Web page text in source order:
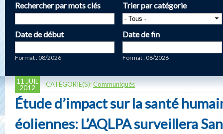
Rechercher par mots clés Trier par catégorie
Date de début
Format : 08/2026
Date de fin
Format : 08/2026
11 JUIL
2012
CATÉGORIE(S):Communiqués
Étude d’impact sur la santé
éoliennes: L’AQLPA surveillera